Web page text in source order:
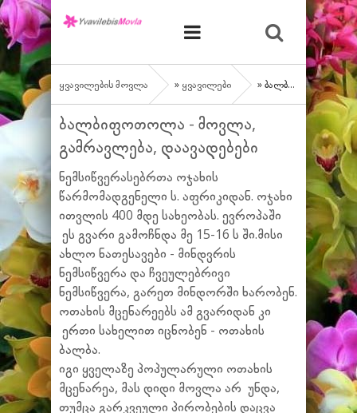
ყვავილების მოვლა » ყვავილები » ბალბიფოთოლა - მოვლა, გამრავლება, დაავადებები
ბალბიფოთოლა - მოვლა,
გამრავლება, დაავადებები
ნემსიწვერასებრთა ოჯახის
წარმომადგენელი ს. აფრიკიდან. ოჯახი
ითვლის 400 მდე სახეობას. ევროპაში
ეს გვარი გამოჩნდა მე 15-16 ს ში.მისი
ახლო ნათესავები - მინდვრის
ნემსიწვერა და ჩვეულებრივი
ნემსიწვერა, გარეთ მინდორში ხარობენ.
ოთახის მცენარეებს ამ გვარიდან კი
ერთი სახელით იცნობენ - ოთახის
ბალბა.
იგი ყველაზე პოპულარული ოთახის
მცენარეა, მას დიდი მოვლა არ უნდა,
თუმცა გარკვეული პირობების დაცვა